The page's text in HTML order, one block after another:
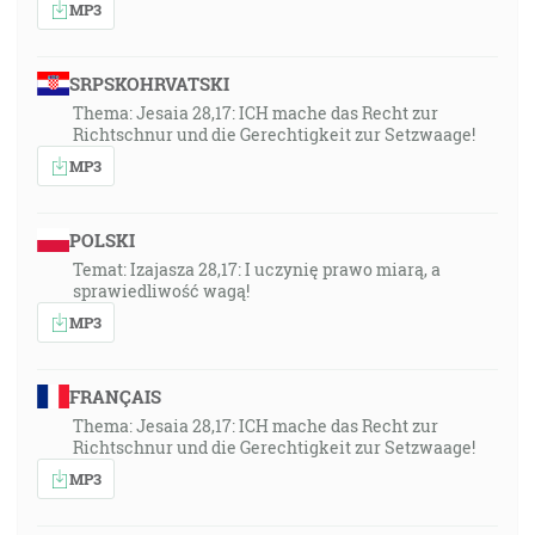
MP3
SRPSKOHRVATSKI
Thema: Jesaia 28,17: ICH mache das Recht zur
Richtschnur und die Gerechtigkeit zur Setzwaage!
MP3
POLSKI
Temat: Izajasza 28,17: I uczynię prawo miarą, a
sprawiedliwość wagą!
MP3
FRANÇAIS
Thema: Jesaia 28,17: ICH mache das Recht zur
Richtschnur und die Gerechtigkeit zur Setzwaage!
MP3